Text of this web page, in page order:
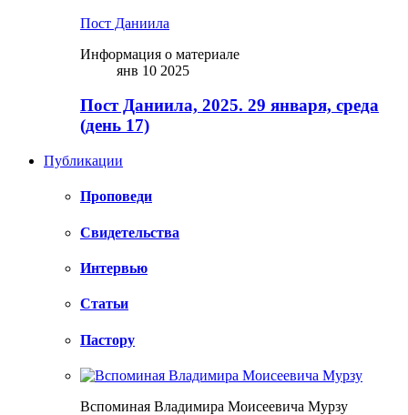
Пост Даниила
Информация о материале
янв 10 2025
Пост Даниила, 2025. 29 января, среда
(день 17)
Публикации
Проповеди
Свидетельства
Интервью
Статьи
Пастору
Вспоминая Владимира Моисеевича Мурзу